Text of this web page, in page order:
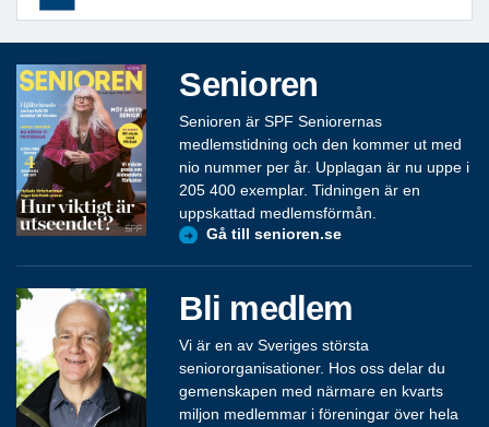
Senioren
Senioren är SPF Seniorernas
medlemstidning och den kommer ut med
nio nummer per år. Upplagan är nu uppe i
205 400 exemplar. Tidningen är en
uppskattad medlemsförmån.
Gå till senioren.se
Bli medlem
Vi är en av Sveriges största
seniororganisationer. Hos oss delar du
gemenskapen med närmare en kvarts
miljon medlemmar i föreningar över hela